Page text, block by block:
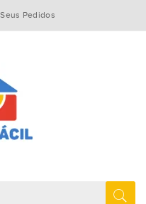
Seus Pedidos